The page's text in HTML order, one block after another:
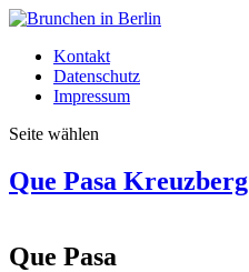
Kontakt
Datenschutz
Impressum
Seite wählen
Que Pasa Kreuzberg
Que Pasa